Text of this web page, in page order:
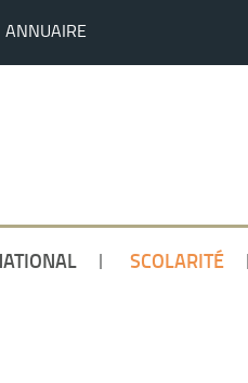
ANNUAIRE
SCOLARITÉ